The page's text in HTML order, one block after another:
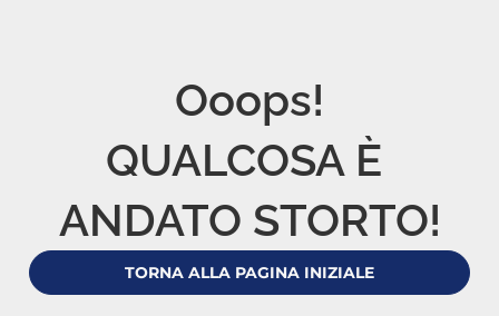
Ooops!
QUALCOSA È
ANDATO STORTO!
TORNA ALLA PAGINA INIZIALE